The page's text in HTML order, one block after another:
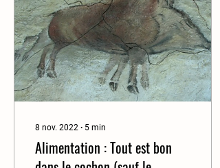
8 nov. 2022 ∙ 5 min
Alimentation : Tout est bon